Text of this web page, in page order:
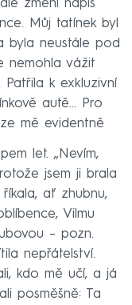
změní nápis
Můj tatínek byl
byla neustále pod
nemohla vážit
k exkluzivní
autě... Pro
mě evidentně
let. „Nevím,
jsem ji brala
ať zhubnu,
Vilmu
– pozn.
nepřátelství.
kdo mě učí, a já
posměšně: Ta